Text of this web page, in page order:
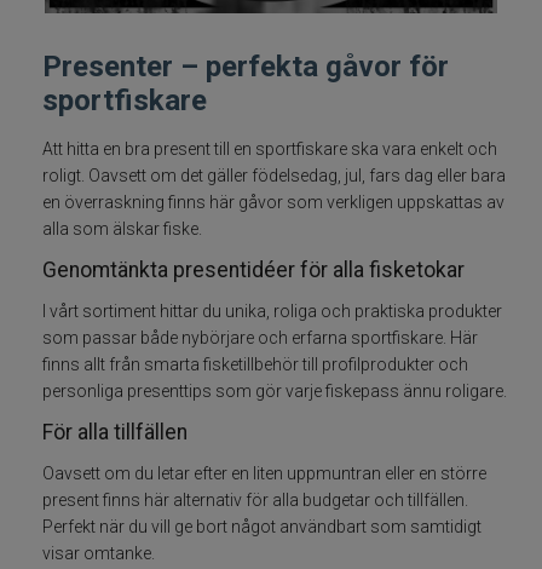
Småplock
Tillbehör
Förvaring
RAM produkter
Termosar och kylväskor
Håvar, mm
Verktyg
Presenter – perfekta gåvor för
sportfiskare
Att hitta en bra present till en sportfiskare ska vara enkelt och
roligt. Oavsett om det gäller födelsedag, jul, fars dag eller bara
en överraskning finns här gåvor som verkligen uppskattas av
alla som älskar fiske.
Genomtänkta presentidéer för alla fisketokar
I vårt sortiment hittar du unika, roliga och praktiska produkter
som passar både nybörjare och erfarna sportfiskare. Här
finns allt från smarta fisketillbehör till profilprodukter och
personliga presenttips som gör varje fiskepass ännu roligare.
För alla tillfällen
Oavsett om du letar efter en liten uppmuntran eller en större
present finns här alternativ för alla budgetar och tillfällen.
Perfekt när du vill ge bort något användbart som samtidigt
visar omtanke.